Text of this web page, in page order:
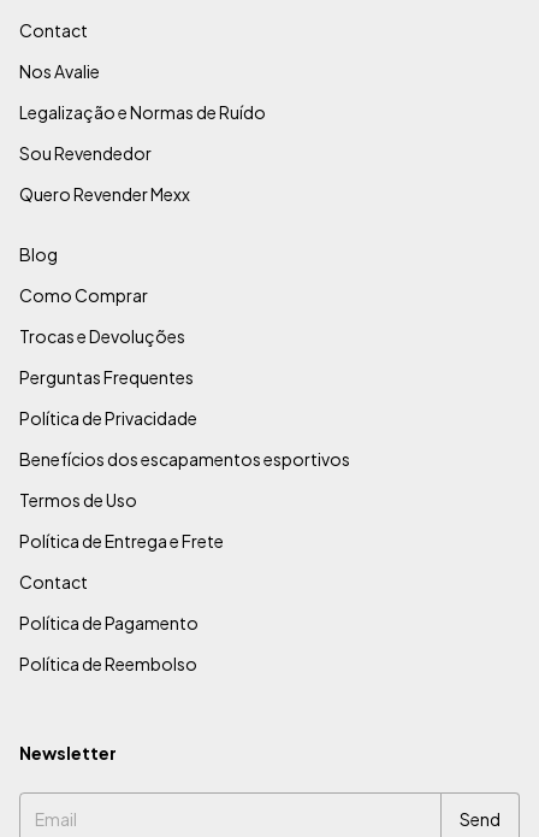
Contact
Nos Avalie
Legalização e Normas de Ruído
Sou Revendedor
Quero Revender Mexx
Blog
Como Comprar
Trocas e Devoluções
Perguntas Frequentes
Política de Privacidade
Benefícios dos escapamentos esportivos
Termos de Uso
Política de Entrega e Frete
Contact
Política de Pagamento
Política de Reembolso
Newsletter